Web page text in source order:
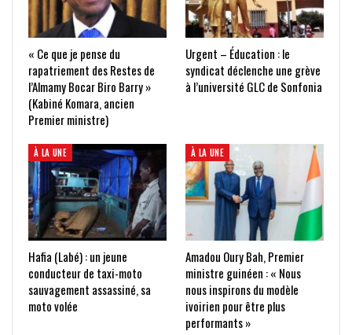
« Ce que je pense du
rapatriement des Restes de
l’Almamy Bocar Biro Barry »
(Kabiné Komara, ancien
Premier ministre)
Urgent – Éducation : le
syndicat déclenche une grève
à l’université GLC de Sonfonia
À LA UNE
Hafia (Labé) : un jeune
conducteur de taxi-moto
sauvagement assassiné, sa
moto volée
À LA UNE
Amadou Oury Bah, Premier
ministre guinéen : « Nous
nous inspirons du modèle
ivoirien pour être plus
performants »